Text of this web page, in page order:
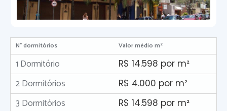
N° dormitórios Valor médio m²
1 Dormitório R$ 14.598 por m²
2 Dormitórios R$ 4.000 por m²
3 Dormitórios R$ 14.598 por m²